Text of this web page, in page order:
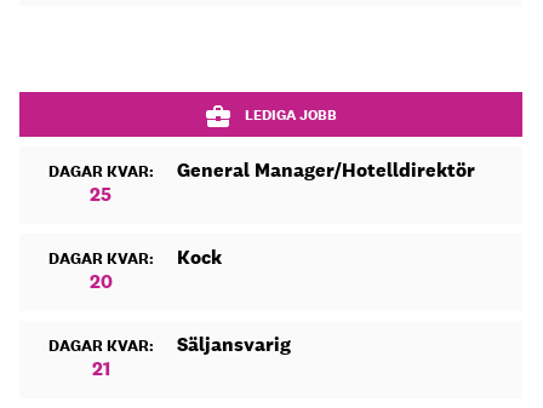
LEDIGA JOBB
DAGAR KVAR:
25
General Manager/Hotelldirektör
DAGAR KVAR:
20
Kock
DAGAR KVAR:
21
Säljansvarig